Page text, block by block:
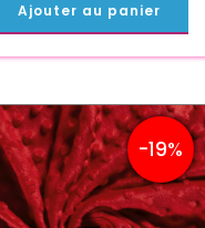
Ajouter au panier
-19%